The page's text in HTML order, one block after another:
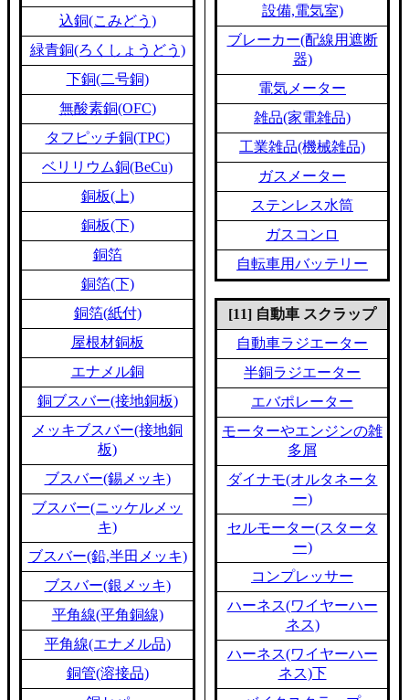
込銅(こみどう)
緑青銅(ろくしょうどう)
下銅(二号銅)
無酸素銅(OFC)
タフピッチ銅(TPC)
ベリリウム銅(BeCu)
銅板(上)
銅板(下)
銅箔
銅箔(下)
銅箔(紙付)
屋根材銅板
エナメル銅
銅ブスバー(接地銅板)
メッキブスバー(接地銅
板)
ブスバー(錫メッキ)
ブスバー(ニッケルメッ
キ)
ブスバー(鉛,半田メッキ)
ブスバー(銀メッキ)
平角線(平角銅線)
平角線(エナメル品)
銅管(溶接品)
設備,電気室)
ブレーカー(配線用遮断
器)
電気メーター
雑品(家電雑品)
工業雑品(機械雑品)
ガスメーター
ステンレス水筒
ガスコンロ
自転車用バッテリー
[11] 自動車 スクラップ
自動車ラジエーター
半銅ラジエーター
エバポレーター
モーターやエンジンの雑
多屑
ダイナモ(オルタネータ
ー)
セルモーター(スタータ
ー)
コンプレッサー
ハーネス(ワイヤーハー
ネス)
ハーネス(ワイヤーハー
ネス)下